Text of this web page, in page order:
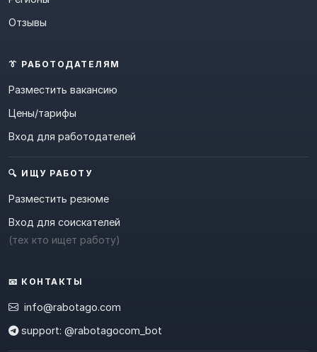
Отзывы
👔 РАБОТОДАТЕЛЯМ
Разместить вакансию
Цены/тарифы
Вход для работодателей
🔍 ИЩУ РАБОТУ
Разместить резюме
Вход для соискателей
(тех кто ищет работу)
📧 КОНТАКТЫ
info@rabotago.com
support: @rabotagocom_bot